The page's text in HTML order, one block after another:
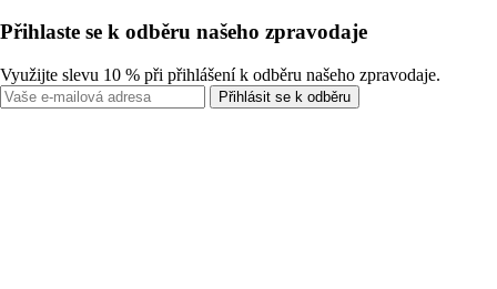
Přihlaste se k odběru našeho zpravodaje
Využijte slevu 10 % při přihlášení k odběru našeho zpravodaje.
Přihlásit se k odběru